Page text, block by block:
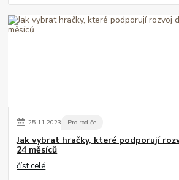
25.11.2023 Pro rodiče
Jak vybrat hračky, které podporují
24 měsíců
číst celé